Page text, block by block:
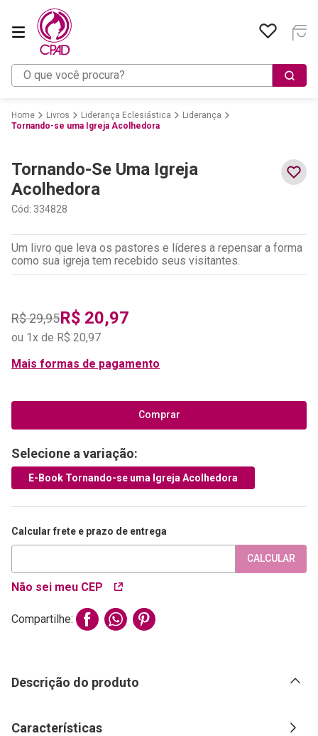
O que você procura?
Livros Liderança Eclesiástica
Liderança
Tornando-se uma Igreja Acolhedora
Tornando-Se Uma Igreja
Acolhedora
Cód: 334828
Um livro que leva os pastores e líderes a repensar a forma
como sua igreja tem recebido seus visitantes.
R$29,95R$ 20,97
ou 1 x de R$ 20,97
Mais formas de pagamento
Comprar
Selecione a variação:
E-Book Tornando-se uma Igreja Acolhedora
Calcular frete e prazo de entrega
Não sei meu CEP
CALCULAR
Compartilhe:
Descrição do produto
Características